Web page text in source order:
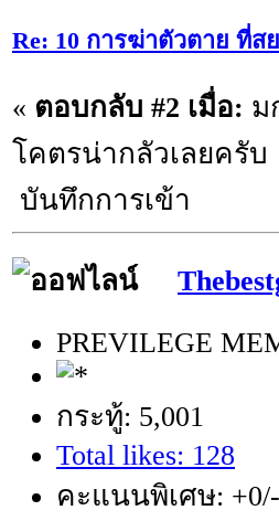
Re: 10 การฆ่าตัวตาย ที่
« ตอบกลับ #2 เมื่อ: ม
โคตรน่ากลัวเลยครับ
บันทึกการเข้า
PREVILEGE
กระทู้: 5,001
Total likes: 128
คะแนนพิเศษ: